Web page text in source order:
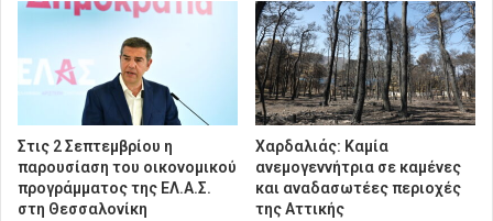
Στις 2 Σεπτεμβρίου η
παρουσίαση του οικονομικού
προγράμματος της ΕΛ.Α.Σ.
στη Θεσσαλονίκη
Χαρδαλιάς: Καμία
ανεμογεννήτρια σε καμένες
και αναδασωτέες περιοχές
της Αττικής